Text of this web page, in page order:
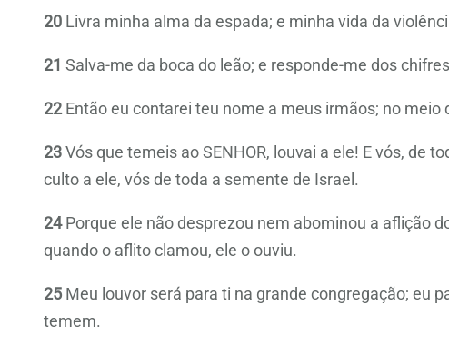
20 Livra minha alma da espada; e minha vida da
21 Salva-me da boca do leão; e responde-me dos
22Então eu contarei teu nome a meus irmãos; no meio
23Vós que temeis ao SENHOR, louvai a ele! E vós, de
culto a ele, vós de toda a semente de Israel.
24Porque ele não desprezou nem abominou a aflição
quando o aflito clamou, ele o ouviu.
25 Meu louvor será para ti na grande congregação; eu
temem.